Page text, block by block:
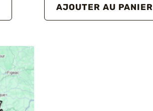
était :
16.00€.
est :
13.00€.
AJOUTER AU PANIER